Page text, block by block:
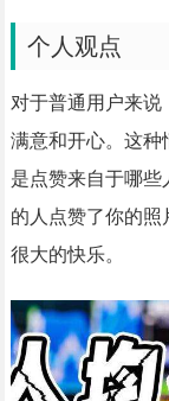
个人观点
对于普通用户来说
满意和开心。这种
是点赞来自于哪些
的人点赞了你的
很大的快乐。